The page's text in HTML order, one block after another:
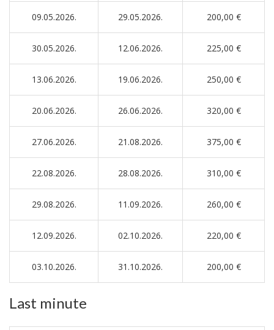
09.05.2026. 29.05.2026. 200,00 €
30.05.2026. 12.06.2026. 225,00 €
13.06.2026. 19.06.2026. 250,00 €
20.06.2026. 26.06.2026. 320,00 €
27.06.2026. 21.08.2026. 375,00 €
22.08.2026. 28.08.2026. 310,00 €
29.08.2026. 11.09.2026. 260,00 €
12.09.2026. 02.10.2026. 220,00 €
03.10.2026. 31.10.2026. 200,00 €
Last minute